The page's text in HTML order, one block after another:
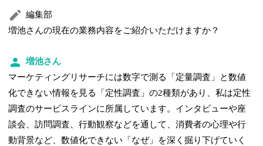
編集部
増池さんの現在の業務内容をご紹介いただけますか？
増池さん
マーケティングリサーチには数字で測る「定量調査」と数値
化できない情報を見る「定性調査」の2種類があり、私は定性
調査のサービスラインに所属しています。インタビューや座
談会、訪問調査、行動観察などを通して、消費者の心理や行
動背景など、数値化できない「なぜ」を深く掘り下げていく